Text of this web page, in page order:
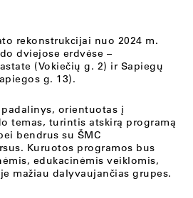
rekonstrukcijai nuo 2024 m.
dviejose erdvėse –
(Vokiečių g. 2) ir Sapiegų
g. 13).
padalinys, orientuotas į
temas, turintis atskirą programą
bendrus su ŠMC
Kuruotos programos bus
edukacinėmis veiklomis,
mažiau dalyvaujančias grupes.